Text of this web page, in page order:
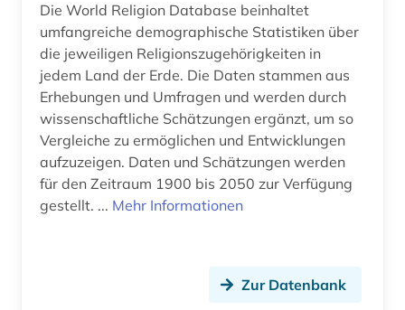
behörde (1)
behörden (1)
bekleidung (1)
belgien (8)
benchmarking (1)
beobachtungsstudie (1)
Die World Religion Database beinhaltet
umfangreiche demographische Statistiken über
die jeweiligen Religionszugehörigkeiten in
jedem Land der Erde. Die Daten stammen aus
Erhebungen und Umfragen und werden durch
wissenschaftliche Schätzungen ergänzt, um so
Vergleiche zu ermöglichen und Entwicklungen
aufzuzeigen. Daten und Schätzungen werden
für den Zeitraum 1900 bis 2050 zur Verfügung
gestellt. ... Mehr Informationen
Zur Datenbank